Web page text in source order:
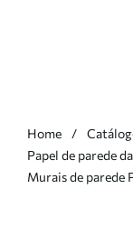
Home
Papel de parede
Murais de parede
cerejeira e um